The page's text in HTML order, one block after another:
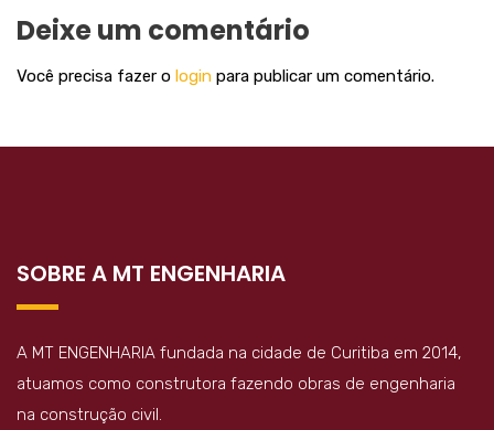
Deixe um comentário
Você precisa fazer o login para publicar um comentário.
SOBRE A MT ENGENHARIA
A MT ENGENHARIA fundada na cidade de Curitiba em 2014,
atuamos como construtora fazendo obras de engenharia
na construção civil.